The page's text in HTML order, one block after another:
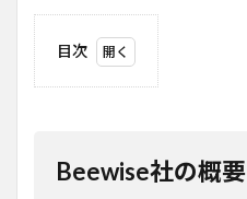
目次
2
Beewise社の概要